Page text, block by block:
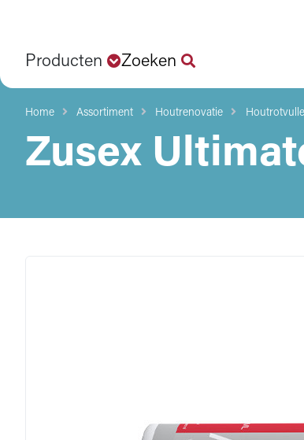
Producten Zoeken
Home Assortiment Houtrenovatie
Zusex